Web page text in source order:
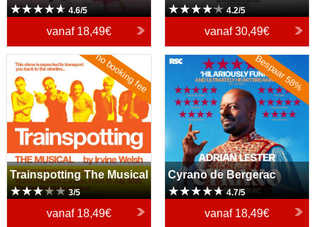
4.6/5
vanaf 18,49€
4.2/5
vanaf30,49€
Trainspotting The Musical
no booking fee
Trainspotting The Musical
3/5
vanaf 18,49€
Cyrano de BergeracBespaar 58%
Cyrano de Bergerac
4.7/5
vanaf 18,49€